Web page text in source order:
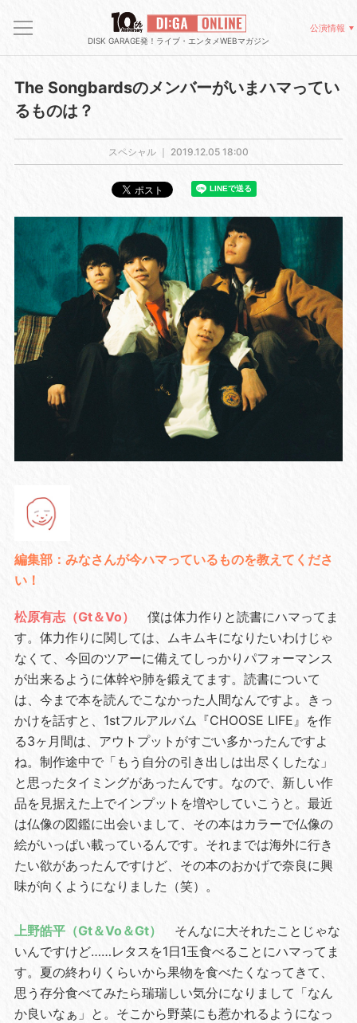
DISK GARAGE発！ライブ・エンタメWEBマガジン
公演情報
The Songbardsのメンバーがいまハマってい
るものは？
スペシャル ｜ 2019.12.05 18:00
編集部：みなさんが今ハマっているものを教えてくださ
い！
松原有志（Gt＆Vo）
僕は体力作りと読書にハマってま
す。体力作りに関しては、ムキムキになりたいわけじゃ
なくて、今回のツアーに備えてしっかりパフォーマンス
が出来るように体幹や肺を鍛えてます。読書について
は、今まで本を読んでこなかった人間なんですよ。きっ
かけを話すと、1stフルアルバム『CHOOSE LIFE』を作
る3ヶ月間は、アウトプットがすごい多かったんですよ
ね。制作途中で「もう自分の引き出しは出尽くしたな」
と思ったタイミングがあったんです。なので、新しい作
品を見据えた上でインプットを増やしていこうと。最近
は仏像の図鑑に出会いまして、その本はカラーで仏像の
絵がいっぱい載っているんです。それまでは海外に行き
たい欲があったんですけど、その本のおかげで奈良に興
味が向くようになりました（笑）。
上野皓平（Gt＆Vo＆Gt）
そんなに大それたことじゃな
いんですけど……レタスを1日1玉食べることにハマってま
す。夏の終わりくらいから果物を食べたくなってきて、
思う存分食べてみたら瑞瑞しい気分になりまして「なん
か良いなぁ」と。そこから野菜にも惹かれるようになっ